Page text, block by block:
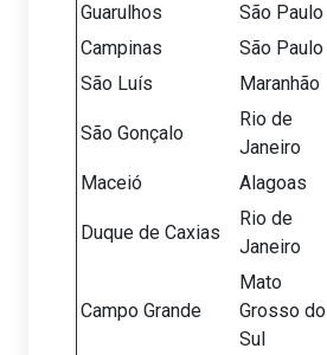
Guarulhos São Paulo
Campinas
São Paulo
São Luís
Maranhão
São Gonçalo
Rio de
Janeiro
Maceió Alagoas
Duque de Caxias
Rio de
Janeiro
Campo Grande
Mato
Grosso do
Sul